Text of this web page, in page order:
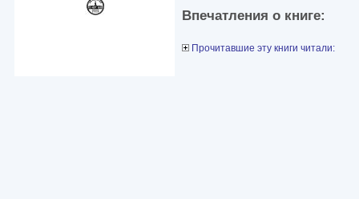
Впечатления о книге:
Прочитавшие эту книги читали: